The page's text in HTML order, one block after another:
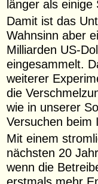
länger als einige
Damit ist das
Wahnsinn aber
Milliarden US-
eingesammelt.
weiterer
die
wie in unserer
Versuchen beim
Mit einem
nächsten 20
wenn die